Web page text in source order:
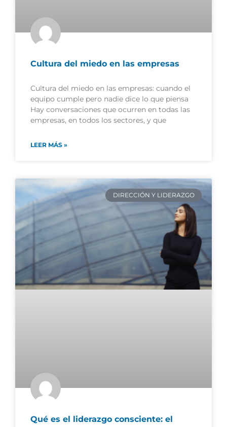
Cultura del miedo en las empresas
Cultura del miedo en las empresas: cuando el
equipo cumple pero nadie dice lo que piensa
Hay conversaciones que ocurren en todas las
empresas, en todos los sectores, y que
LEER MÁS »
DIRECCIÓN Y LIDERAZGO
Qué es el liderazgo consciente: el